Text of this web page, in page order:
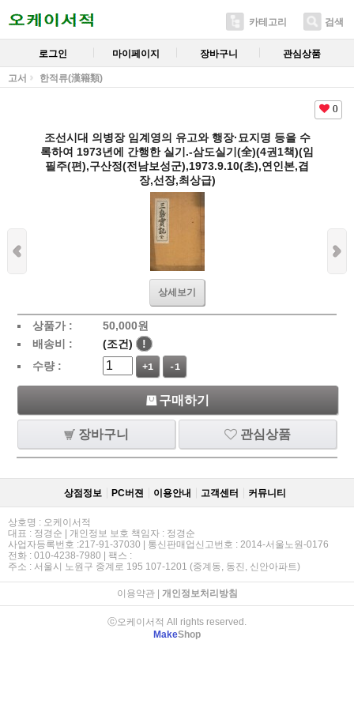
카테고리 검색
로그인 마이페이지 장바구니 관심상품
고서 한적류(漢籍類)
0
조선시대 의병장 임계영의 유고와 행장·묘지명 등을 수
록하여 1973년에 간행한 실기.-삼도실기(全)(4권1책)(임
필주(편),구산정(전남보성군),1973.9.10(초),연인본,겹
장,선장,최상급)
상세보기
상품가 : 50,000원
배송비 :
(조건)
!
수량 :
+1 -1
구매하기
장바구니 관심상품
상점정보 PC버젼 이용안내 고객센터 커뮤니티
상호명 : 오케이서적
대표 : 정경순 | 개인정보 보호 책임자 : 정경순
사업자등록번호 :217-91-37030 | 통신판매업신고번호 : 2014-서울노원-0176
전화 : 010-4238-7980 | 팩스 :
주소 : 서울시 노원구 중계로 195 107-1201 (중계동, 동진, 신안아파트)
이용약관| 개인정보처리방침
ⓒ오케이서적 All rights reserved.
MakeShop